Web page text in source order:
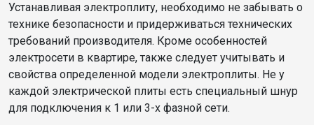
Устанавливая электроплиту, необходимо не забывать о
технике безопасности и придерживаться технических
требований производителя. Кроме особенностей
электросети в квартире, также следует учитывать и
свойства определенной модели электроплиты. Не у
каждой электрической плиты есть специальный шнур
для подключения к 1 или 3-х фазной сети.